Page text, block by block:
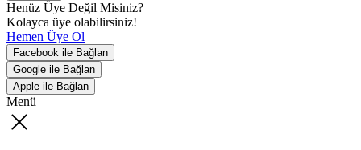
Henüz Üye Değil Misiniz?
Kolayca üye olabilirsiniz!
Hemen Üye Ol
Facebook ile Bağlan
Google ile Bağlan
Apple ile Bağlan
Menü